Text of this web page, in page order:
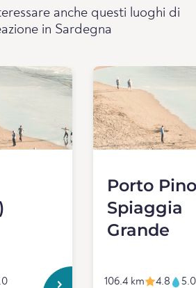
anche questi luoghi di
in Sardegna
Porto Pino
Spiaggia
Grande
106.4 km 4.8 5.0